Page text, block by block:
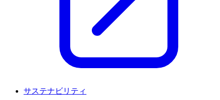
サステナビリティ